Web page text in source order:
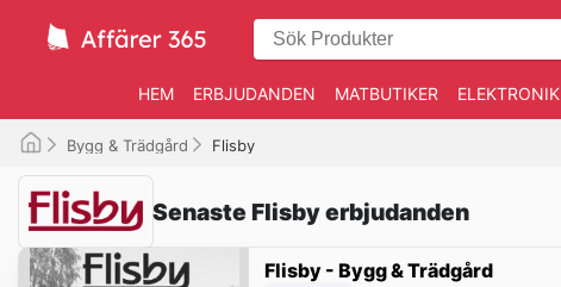
HEM ERBJUDANDEN MATBUTIKER ELEKTRONIK
Bygg & Trädgård Flisby
Senaste Flisby erbjudanden
Flisby - Bygg & Trädgård